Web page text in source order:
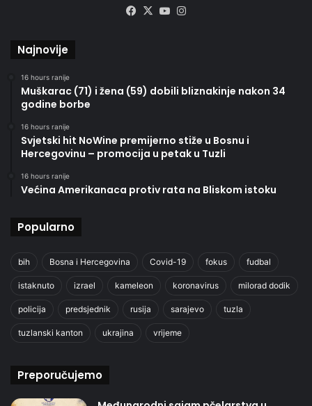
Facebook
X YouTube
Najnovije
16 hours ranije
Muškarac (71) i žena (59) dobili bliznakinje nakon 34
godine borbe
16 hours ranije
Svjetski hit NoWine premijerno stiže u Bosnu i
Hercegovinu – promocija u petak u Tuzli
16 hours ranije
Većina Amerikanaca protiv rata na Bliskom istoku
Popularno
bih Bosna i Hercegovina Covid-19 fokus fudbal
istaknuto izrael kameleon koronavirus milorad dodik
policija predsjednik rusija sarajevo tuzla
tuzlanski kanton ukrajina vrijeme
Preporučujemo